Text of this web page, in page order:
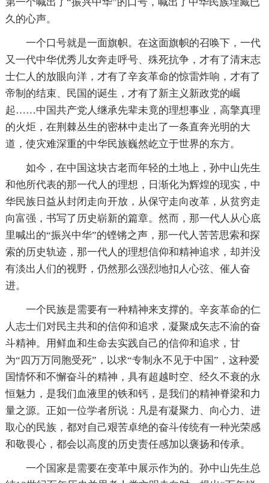
久的心声。
一个口号就是一面旗帜。在这面旗帜的召唤下，一代
又一代中华优秀儿女奔走呼号、殊死抗争，才有了清末志
士仁人的放眼向洋，才有了辛亥革命的惊雷炸响，才有了
帝制的结束、民国的诞生，才有了新主义新政党的崛
起……中国共产党人继承先辈未竟的理想事业，高擎真理
的火炬，在荆棘丛生的密林中走出了一条直奔光明的大
道，使灾难深重的中华民族巍然屹立于世界的东方。
如今，在中国这块古老而年轻的土地上，孙中山先生
和他所代表的那一代人的理想，日渐化为辉煌的现实，中
华民族日益从封闭走向开放，从保守走向改革，从贫穷走
向富强，书写了历史崭新的篇章。然而，那一代人从心底
里喊出的“振兴中华”的铿锵之声，那一代人苦苦思索和探
索的历史轨迹，那一代人的理想信仰和精神追求，却并没
有淡出人们的视野，仍然那么强烈地扣人心弦、催人奋
进。
一个民族是需要有一种精神来支撑的。辛亥革命的仁
人志士们对民主共和的信仰和追求，凝聚成矢志不渝的奋
斗精神。用鲜血和生命去实践自己的信仰和追求，甘
为“四万万同胞受死”，以求“专制永不见于中国”，这种爱
国情怀和不懈奋斗的精神，具有超越时空、经久不衰的永
恒魅力，是我们血液里的铁和钙，是我们的精神脊梁和力
量之源。正如一位学者所说：凡是有凝聚力、向心力、进
取心的民族，都对自己艰苦卓绝的奋斗传统有一种光荣感
和敬畏心，都会以高度的历史责任感加以褒扬和传承。
一个国家是需要在变革中展示作为的。孙中山先生总